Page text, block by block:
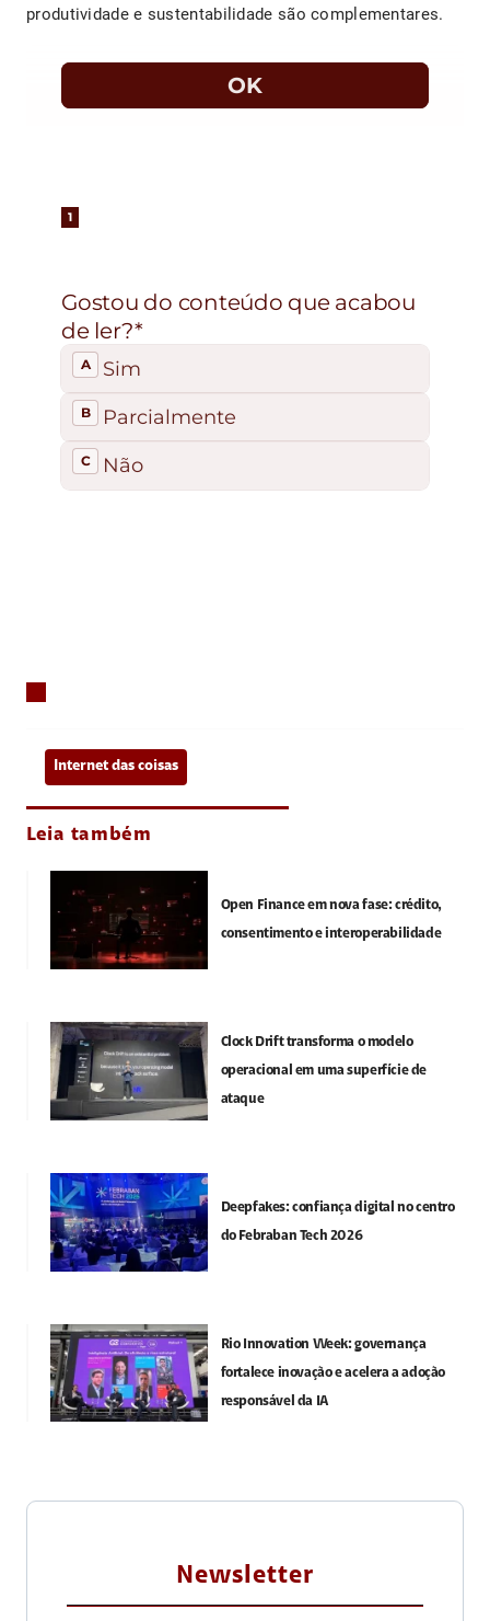
produtividade e sustentabilidade são complementares.
Internet das coisas
Leia também
Open Finance em nova fase: crédito,
consentimento e interoperabilidade
Clock Drift transforma o modelo
operacional em uma superfície de
ataque
Deepfakes: confiança digital no centro
do Febraban Tech 2026
Rio Innovation Week: governança
fortalece inovação e acelera a adoção
responsável da IA
Newsletter